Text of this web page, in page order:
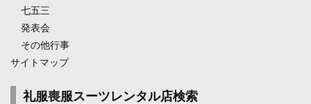
七五三
発表会
その他行事
サイトマップ
礼服喪服スーツレンタル店検索